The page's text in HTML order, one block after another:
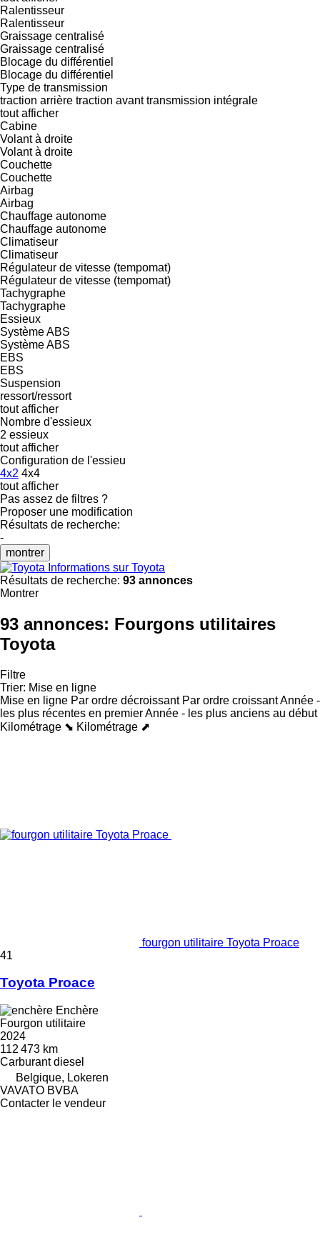
Ralentisseur
Ralentisseur
Graissage centralisé
Graissage centralisé
Blocage du différentiel
Blocage du différentiel
Type de transmission
traction arrière traction avant transmission intégrale
tout afficher
Cabine
Volant à droite
Volant à droite
Couchette
Couchette
Airbag
Airbag
Chauffage autonome
Chauffage autonome
Climatiseur
Climatiseur
Régulateur de vitesse (tempomat)
Régulateur de vitesse (tempomat)
Tachygraphe
Tachygraphe
Essieux
Système ABS
Système ABS
EBS
EBS
Suspension
ressort/ressort
tout afficher
Nombre d'essieux
2 essieux
tout afficher
Configuration de l'essieu
4x2 4x4
tout afficher
Pas assez de filtres ?
Proposer une modification
Résultats de recherche:
-
montrer
Informations sur Toyota
Résultats de recherche: 93 annonces
Montrer
93 annonces: Fourgons utilitaires
Toyota
Filtre
Trier: Mise en ligne
Mise en ligne Par ordre décroissant Par ordre croissantAnnée -
les plus récentes en premierAnnée - les plus anciens au début
Kilométrage ⬊ Kilométrage ⬈
fourgon utilitaire Toyota Proace
41
Toyota Proace
Enchère
Fourgon utilitaire
2024
112 473 km
Carburant diesel
Belgique, Lokeren
VAVATO BVBA
Contacter le vendeur